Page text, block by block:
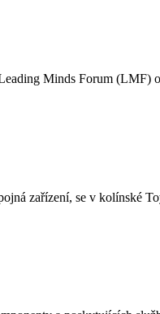
Minds Forum (LMF)
zařízení, se v kolínské